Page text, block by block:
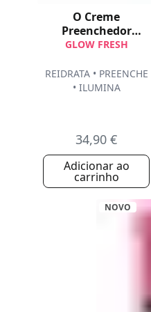
O Creme
Preenchedor
Luminosidade
GLOW FRESH
REIDRATA • PREENCHE
• ILUMINA
34,90 €
Adicionar ao
carrinho
NOVO